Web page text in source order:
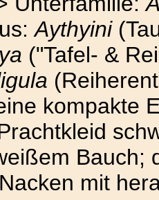
Aythyini
("Tafel- &
kompakte
Bauch;
mit